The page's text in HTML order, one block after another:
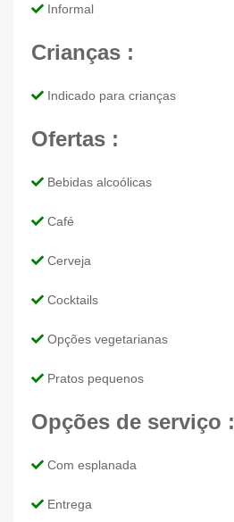
Informal
Crianças :
Indicado para crianças
Ofertas :
Bebidas alcoólicas
Café
Cerveja
Cocktails
Opções vegetarianas
Pratos pequenos
Opções de serviço :
Com esplanada
Entrega